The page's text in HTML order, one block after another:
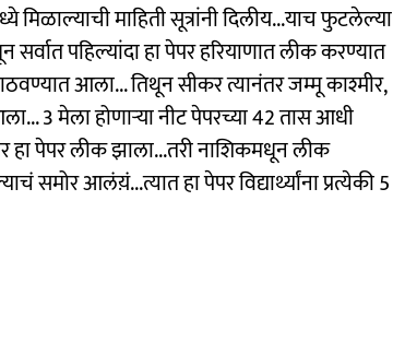
माहिती सूत्रांनी दिलीय...याच फुटलेल्या
पहिल्यांदा हा पेपर हरियाणात लीक करण्यात
आला... तिथून सीकर त्यानंतर जम्मू काश्मीर,
3 मेला होणाऱ्या नीट पेपरच्या 42 तास आधी
हा पेपर लीक झाला...तरी नाशिकमधून लीक
आलंय़ं...त्यात हा पेपर विद्यार्थ्यांना प्रत्येकी 5